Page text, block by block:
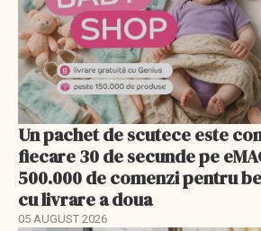
Un pachet de scutece este
fiecare 30 de secunde pe
500.000 de comenzi pentru
cu livrare a doua
05 AUGUST 2026